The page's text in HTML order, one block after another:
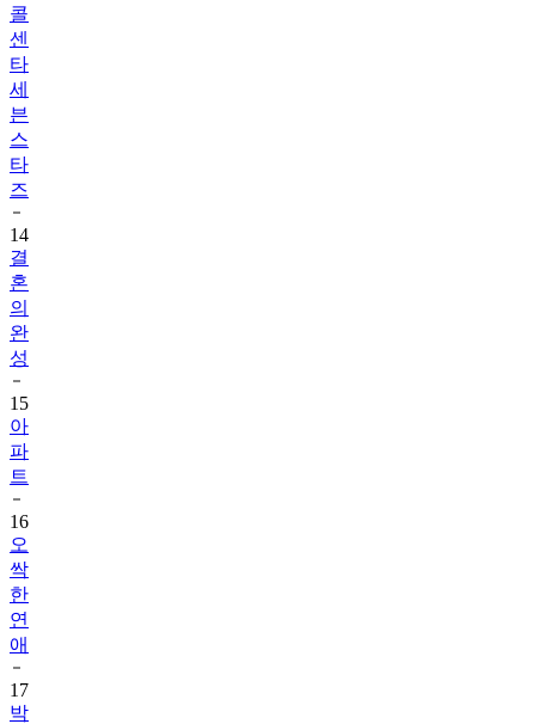
콜
센
타
세
븐
스
타
즈
14
결
혼
의
완
성
15
아
파
트
16
오
싹
한
연
애
17
박